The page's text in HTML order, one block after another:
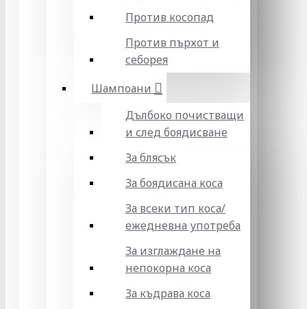
Против косопад
Против пърхот и
себорея
Шампоани
Дълбоко почистващи
и след боядисване
За блясък
За боядисана коса
За всеки тип коса/
ежедневна употреба
За изглаждане на
непокорна коса
За къдрава коса